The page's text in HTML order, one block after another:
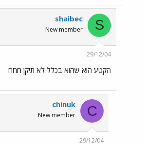
S
shaibec
New member
29/12/04
הקטע הוא שהוא בכלל לא תיקן חחח
C
chinuk
New member
29/12/04